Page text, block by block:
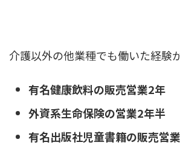
介護以外の他業種でも働いた経験が
有名健康飲料の販売営業2年
外資系生命保険の営業2年半
有名出版社児童書籍の販売営